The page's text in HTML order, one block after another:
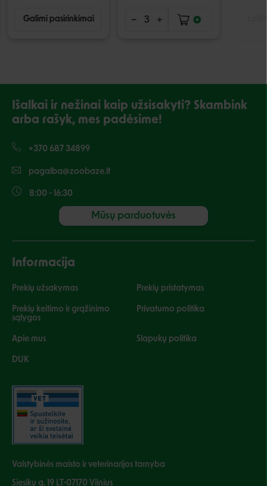
Galimi pasirinkimai
Išalkai ir nežinai kaip užsisakyti? Skambink
arba rašyk, mes padėsime!
+370 687 34899
pagalba@zoobaze.lt
8:00 - 16:30
Mūsų parduotuvės
Informacija
Prekių užsakymas Prekių pristatymas
Prekių keitimo ir grąžinimo
sąlygos
Privatumo politika
Apie mus Slapukų politika
DUK
Valstybinės maisto ir veterinarijos tarnyba
Siesikų g. 19 LT-07170 Vilnius